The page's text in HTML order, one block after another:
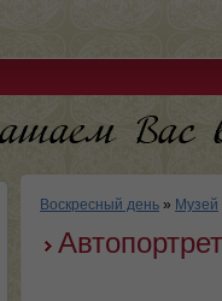
Воскресный день » Музей
Автопортрет